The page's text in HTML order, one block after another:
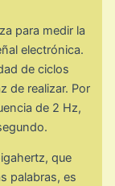
para medir la
electrónica.
de ciclos
de realizar. Por
de 2 Hz,
que
palabras, es